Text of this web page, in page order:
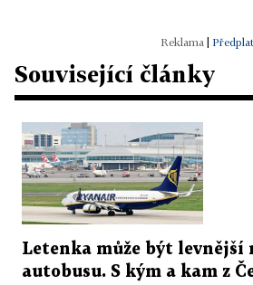
Související články
Letenka může být levnější
autobusu. S kým a kam z